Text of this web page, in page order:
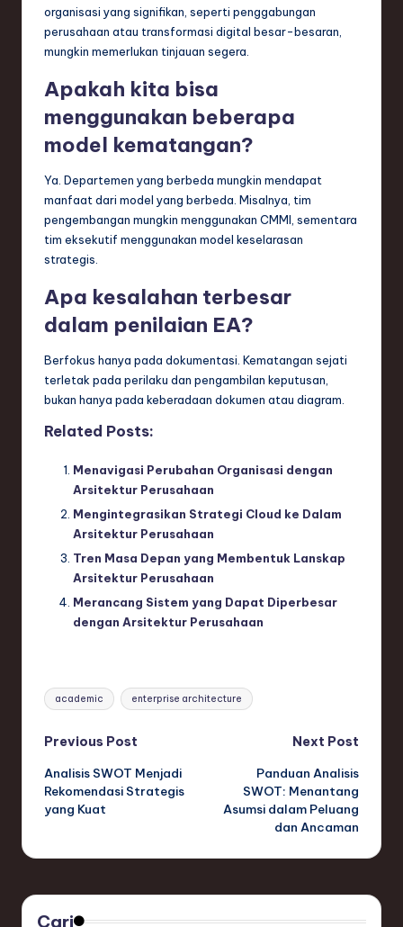
organisasi yang signifikan, seperti penggabungan
perusahaan atau transformasi digital besar-besaran,
mungkin memerlukan tinjauan segera.
Apakah kita bisa
menggunakan beberapa
model kematangan?
Ya. Departemen yang berbeda mungkin mendapat
manfaat dari model yang berbeda. Misalnya, tim
pengembangan mungkin menggunakan CMMI, sementara
tim eksekutif menggunakan model keselarasan
strategis.
Apa kesalahan terbesar
dalam penilaian EA?
Berfokus hanya pada dokumentasi. Kematangan sejati
terletak pada perilaku dan pengambilan keputusan,
bukan hanya pada keberadaan dokumen atau diagram.
Related Posts:
Menavigasi Perubahan Organisasi dengan
Arsitektur Perusahaan
Mengintegrasikan Strategi Cloud ke Dalam
Arsitektur Perusahaan
Tren Masa Depan yang Membentuk Lanskap
Arsitektur Perusahaan
Merancang Sistem yang Dapat Diperbesar
dengan Arsitektur Perusahaan
Tags:
academic enterprise architecture
Post
navigation
Previous Post
Analisis SWOT Menjadi
Rekomendasi Strategis
yang Kuat
Next Post
Panduan Analisis
SWOT: Menantang
Asumsi dalam Peluang
dan Ancaman
Cari